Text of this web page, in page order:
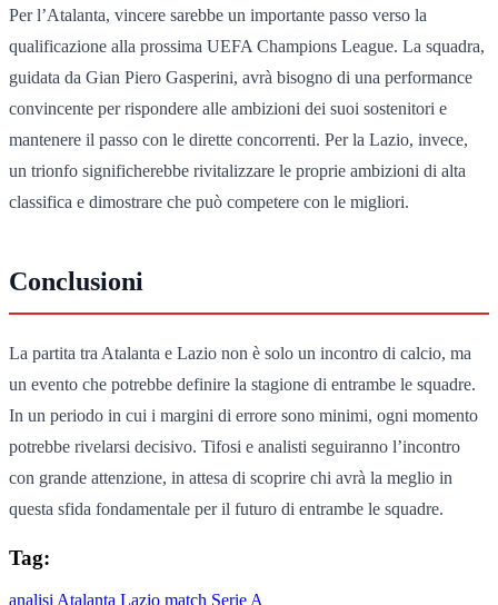
Per l’Atalanta, vincere sarebbe un importante passo verso la
qualificazione alla prossima UEFA Champions League. La squadra,
guidata da Gian Piero Gasperini, avrà bisogno di una performance
convincente per rispondere alle ambizioni dei suoi sostenitori e
mantenere il passo con le dirette concorrenti. Per la Lazio, invece,
un trionfo significherebbe rivitalizzare le proprie ambizioni di alta
classifica e dimostrare che può competere con le migliori.
Conclusioni
La partita tra Atalanta e Lazio non è solo un incontro di calcio, ma
un evento che potrebbe definire la stagione di entrambe le squadre.
In un periodo in cui i margini di errore sono minimi, ogni momento
potrebbe rivelarsi decisivo. Tifosi e analisti seguiranno l’incontro
con grande attenzione, in attesa di scoprire chi avrà la meglio in
questa sfida fondamentale per il futuro di entrambe le squadre.
Tag:
analisi Atalanta Lazio match Serie A